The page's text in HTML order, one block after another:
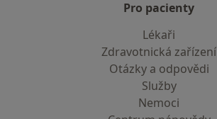
Pro pacienty
Lékaři
Zdravotnická zařízení
Otázky a odpovědi
Služby
Nemoci